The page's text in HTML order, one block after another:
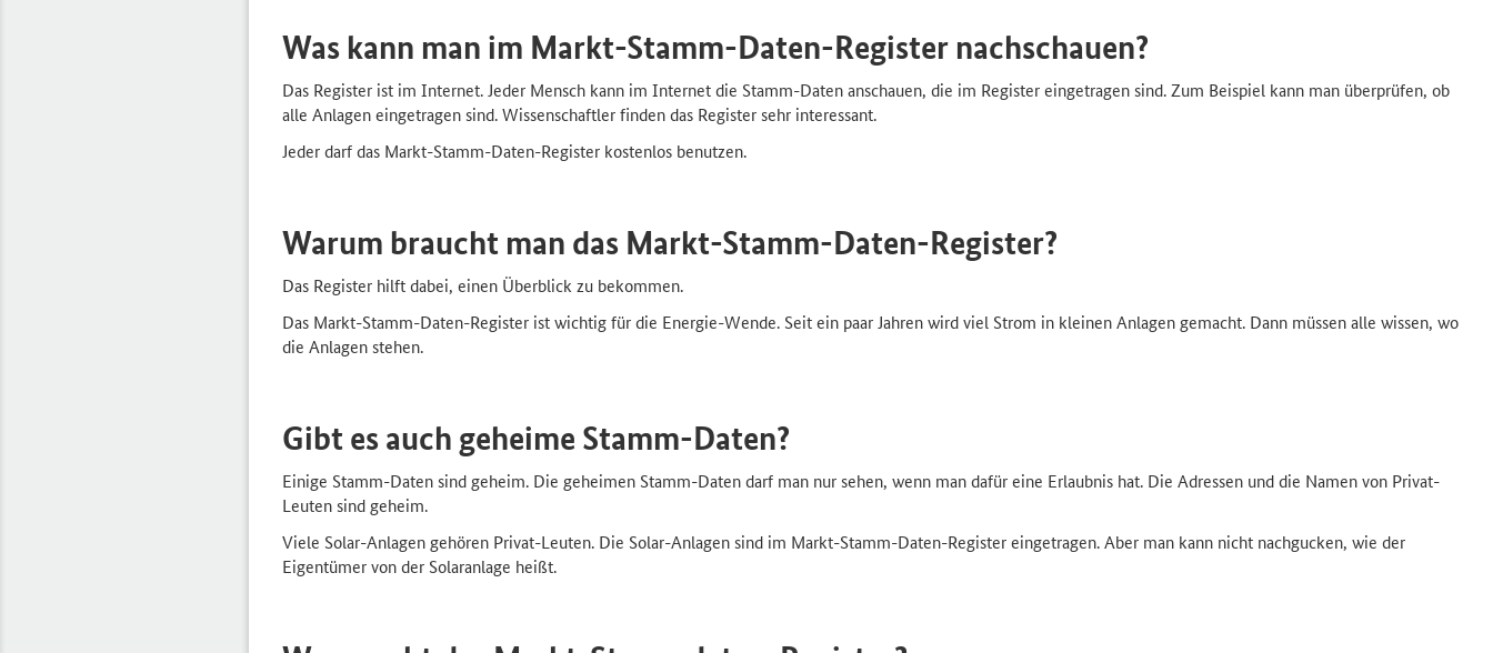
Was kann man im Markt-Stamm-Daten-Register nachschauen?
Das Register ist im Internet. Jeder Mensch kann im Internet die Stamm-Daten anschauen, die im Register eingetragen sind. Zum Beispiel kann man überprüfen, ob
alle Anlagen eingetragen sind. Wissenschaftler finden das Register sehr interessant.
Jeder darf das Markt-Stamm-Daten-Register kostenlos benutzen.
Warum braucht man das Markt-Stamm-Daten-Register?
Das Register hilft dabei, einen Überblick zu bekommen.
Das Markt-Stamm-Daten-Register ist wichtig für die Energie-Wende. Seit ein paar Jahren wird viel Strom in kleinen Anlagen gemacht. Dann müssen alle wissen, wo
die Anlagen stehen.
Gibt es auch geheime Stamm-Daten?
Einige Stamm-Daten sind geheim. Die geheimen Stamm-Daten darf man nur sehen, wenn man dafür eine Erlaubnis hat. Die Adressen und die Namen von Privat-
Leuten sind geheim.
Viele Solar-Anlagen gehören Privat-Leuten. Die Solar-Anlagen sind im Markt-Stamm-Daten-Register eingetragen. Aber man kann nicht nachgucken, wie der
Eigentümer von der Solaranlage heißt.